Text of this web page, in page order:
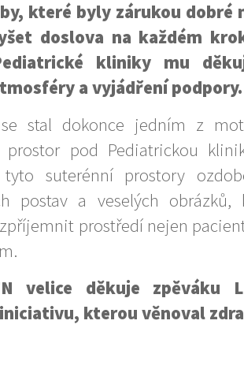
které byly zárukou dobré
doslova na každém
kliniky mu
a vyjádření podpory.
stal dokonce jedním z
prostor pod Pediatrickou
suterénní prostory
postav a veselých
prostředí nejen
velice děkuje zpěváku
kterou věnoval